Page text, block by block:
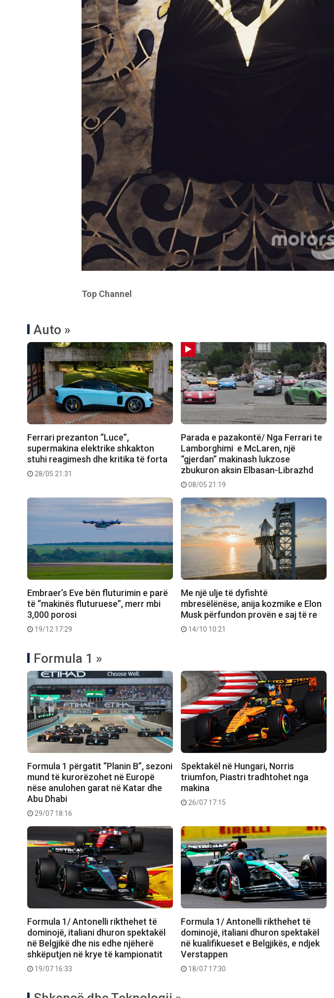
Top Channel
Auto »
Ferrari prezanton “Luce”,
supermakina elektrike shkakton
stuhi reagimesh dhe kritika të forta
28/05 21:31
Parada e pazakontë/ Nga Ferrari te
Lamborghimi e McLaren, një
“gjerdan” makinash lukzose
zbukuron aksin Elbasan-Librazhd
08/05 21:19
Embraer’s Eve bën fluturimin e parë
të “makinës fluturuese”, merr mbi
3,000 porosi
19/12 17:29
Me një ulje të dyfishtë
mbresëlënëse, anija kozmike e Elon
Musk përfundon provën e saj të re
14/10 10:21
Formula 1 »
Formula 1 përgatit “Planin B”, sezoni
mund të kurorëzohet në Europë
nëse anulohen garat në Katar dhe
Abu Dhabi
29/07 18:16
Spektakël në Hungari, Norris
triumfon, Piastri tradhtohet nga
makina
26/07 17:15
Formula 1/ Antonelli rikthehet të
dominojë, italiani dhuron spektakël
në Belgjikë dhe nis edhe njëherë
shkëputjen në krye të kampionatit
19/07 16:33
Formula 1/ Antonelli rikthehet të
dominojë, italiani dhuron spektakël
në kualifikueset e Belgjikës, e ndjek
Verstappen
18/07 17:30